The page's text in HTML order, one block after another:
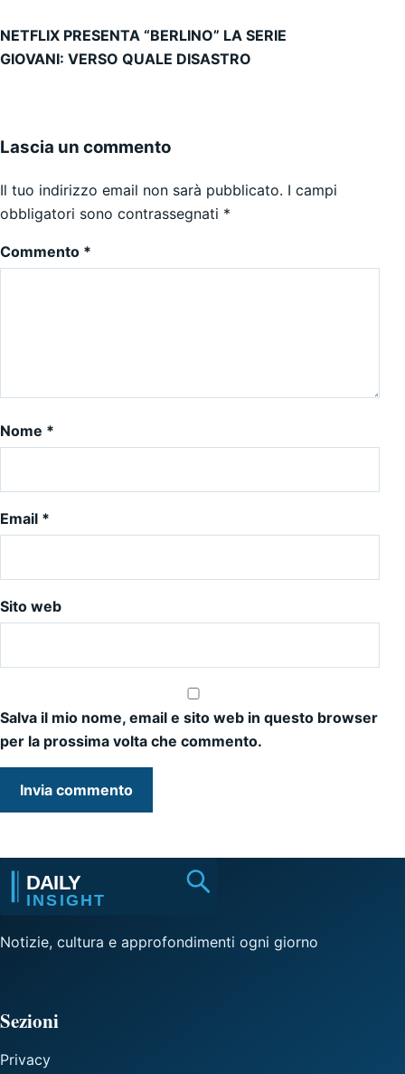
Navigazione articoli
NETFLIX PRESENTA “BERLINO” LA SERIE
GIOVANI: VERSO QUALE DISASTRO
Lascia un commento
Il tuo indirizzo email non sarà pubblicato. I campi
obbligatori sono contrassegnati *
Commento *
Nome *
Email *
Sito web
Salva il mio nome, email e sito web in questo browser
per la prossima volta che commento.
Notizie, cultura e approfondimenti ogni giorno
Sezioni
Privacy